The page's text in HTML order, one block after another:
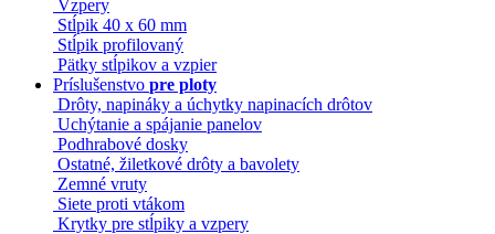
Vzpery
Stĺpik 40 x 60 mm
Stĺpik profilovaný
Pätky stĺpikov a vzpier
Príslušenstvo pre ploty
Drôty, napináky a úchytky napinacích drôtov
Uchýtanie a spájanie panelov
Podhrabové dosky
Ostatné, žiletkové drôty a bavolety
Zemné vruty
Siete proti vtákom
Krytky pre stĺpiky a vzpery